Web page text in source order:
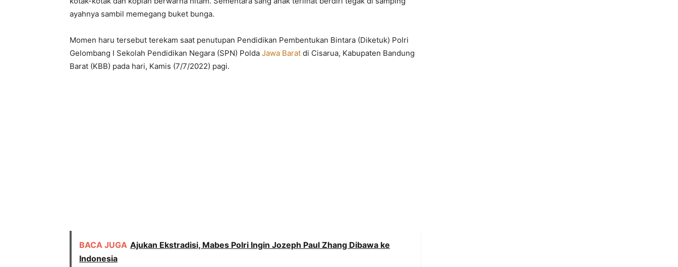
ayahnya sambil memegang buket bunga.
Momen haru tersebut terekam saat penutupan Pendidikan Pembentukan Bintara (Diketuk) Polri
Gelombang I Sekolah Pendidikan Negara (SPN) Polda Jawa Barat di Cisarua, Kabupaten Bandung
Barat (KBB) pada hari, Kamis (7/7/2022) pagi.
BACA JUGA Ajukan Ekstradisi, Mabes Polri Ingin Jozeph Paul Zhang Dibawa ke
Indonesia